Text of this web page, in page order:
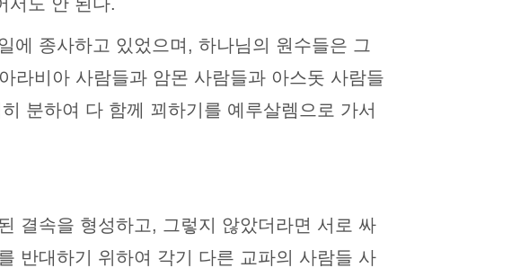
에 종사하고 있었으며, 하나님의 원수들은 그
라비아 사람들과 암몬 사람들과 아스돗 사람들
분하여 다 함께 꾀하기를 예루살렘으로 가서
결속을 형성하고, 그렇지 않았더라면 서로 싸
반대하기 위하여 각기 다른 교파의 사람들 사